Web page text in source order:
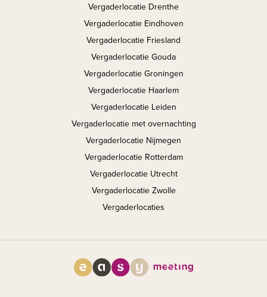
Vergaderlocatie Drenthe
Vergaderlocatie Eindhoven
Vergaderlocatie Friesland
Vergaderlocatie Gouda
Vergaderlocatie Groningen
Vergaderlocatie Haarlem
Vergaderlocatie Leiden
Vergaderlocatie met overnachting
Vergaderlocatie Nijmegen
Vergaderlocatie Rotterdam
Vergaderlocatie Utrecht
Vergaderlocatie Zwolle
Vergaderlocaties